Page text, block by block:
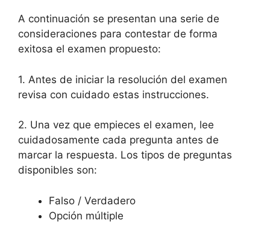
A continuación se presentan una serie de
consideraciones para contestar de forma
exitosa el examen propuesto:
1. Antes de iniciar la resolución del examen
revisa con cuidado estas instrucciones.
2. Una vez que empieces el examen, lee
cuidadosamente cada pregunta antes de
marcar la respuesta. Los tipos de preguntas
disponibles son:
Falso / Verdadero
Opción múltiple